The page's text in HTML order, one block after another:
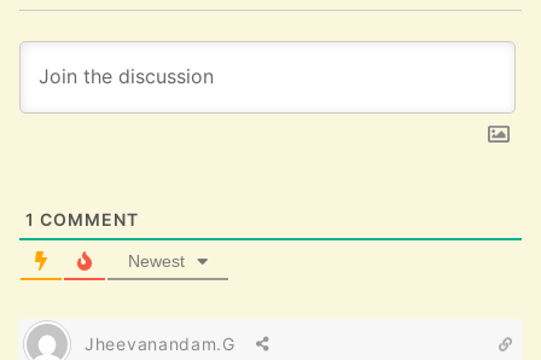
1 COMMENT
Newest
Jheevanandam.G